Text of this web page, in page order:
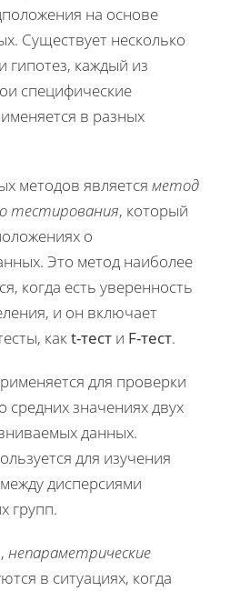
на основе
Существует несколько
гипотез, каждый из
специфические
в разных
методов является метод
тестирования, который
о
Это метод наиболее
когда есть уверенность
и он включает
какt-тест и F-тест.
для проверки
средних значениях двух
данных.
для изучения
дисперсиями
групп.
непараметрические
в ситуациях, когда